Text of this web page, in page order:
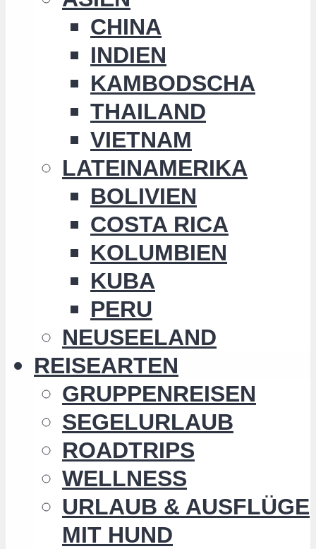
CHINA
INDIEN
KAMBODSCHA
THAILAND
VIETNAM
LATEINAMERIKA
BOLIVIEN
COSTA RICA
KOLUMBIEN
KUBA
PERU
NEUSEELAND
REISEARTEN
GRUPPENREISEN
SEGELURLAUB
ROADTRIPS
WELLNESS
URLAUB & AUSFLÜGE
MIT HUND